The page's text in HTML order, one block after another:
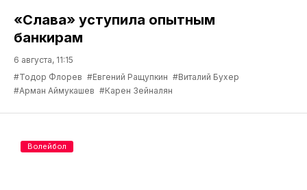
«Слава» уступила опытным
банкирам
6 августа, 11:15
#Тодор Флорев #Евгений Ращупкин #Виталий Бухер
#Арман Аймукашев #Карен Зейналян
Волейбол